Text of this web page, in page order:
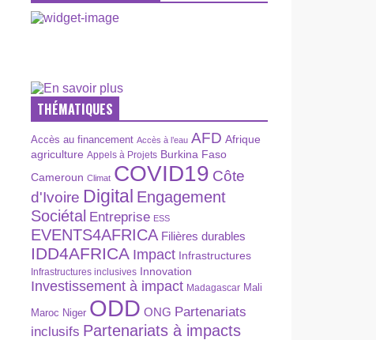
THÉMATIQUES
Accès au financement Accès à l’eau AFD Afrique
agriculture Appels à Projets Burkina Faso
Cameroun Climat COVID19 Côte
d'Ivoire Digital Engagement
Sociétal Entreprise ESS
EVENTS4AFRICA Filières durables
IDD4AFRICA Impact Infrastructures
Infrastructures inclusives Innovation
Investissement à impact Madagascar Mali
Maroc Niger ODD ONG Partenariats
inclusifs Partenariats à impacts